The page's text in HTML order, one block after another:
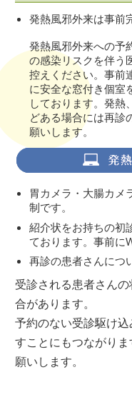
発熱風邪外来は事前
発熱風邪外来への予
の感染リスクを伴う
控えください。事前
に安全な窓付き個室
しております。発熱
どある場合には再診
願いします。
胃カメラ・大腸カメ
制です。
紹介状をお持ちの初
ております。事前に
再診の患者さんにつ
受診される患者さん
合があります。
予約のない受診駆け
すことにもつながり
願いします。